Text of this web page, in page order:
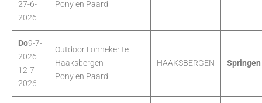
27-6-
2026
Pony en Paard
Do9-7-
2026
12-7-
2026
Outdoor Lonneker te
Haaksbergen
Pony en Paard
HAAKSBERGEN Springen